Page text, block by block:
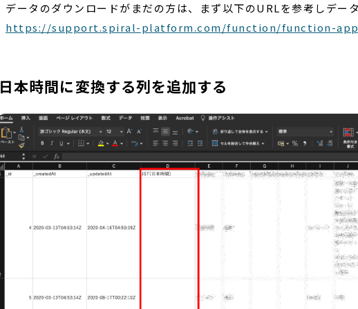
データのダウンロードがまだの方は、まず以下のURLを参考しデー
https://support.spiral-platform.com/function/function-
日本時間に変換する列を追加する